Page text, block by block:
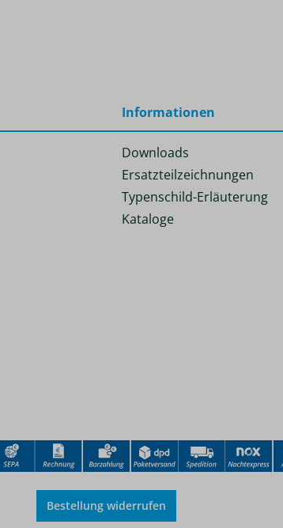
Informationen
Downloads
Ersatzteilzeichnungen
Typenschild-Erläuterung
Kataloge
Bestellung widerrufen